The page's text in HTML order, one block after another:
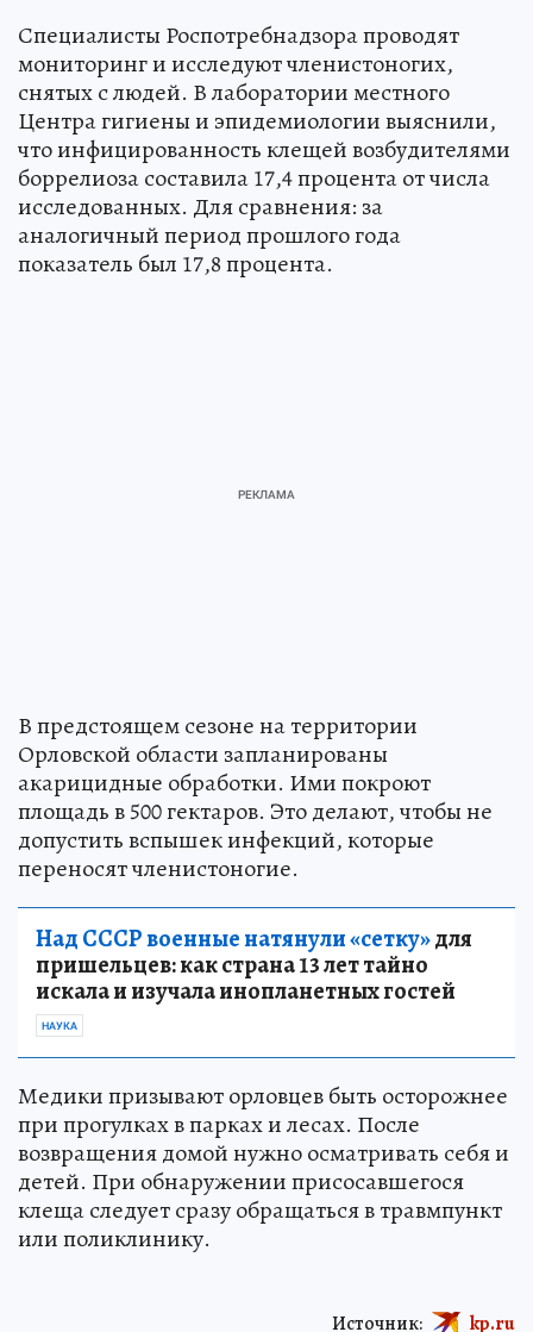
Специалисты Роспотребнадзора проводят
мониторинг и исследуют членистоногих,
снятых с людей. В лаборатории местного
Центра гигиены и эпидемиологии выяснили,
что инфицированность клещей возбудителями
боррелиоза составила 17,4 процента от числа
исследованных. Для сравнения: за
аналогичный период прошлого года
показатель был 17,8 процента.
В предстоящем сезоне на территории
Орловской области запланированы
акарицидные обработки. Ими покроют
площадь в 500 гектаров. Это делают, чтобы не
допустить вспышек инфекций, которые
переносят членистоногие.
Над СССР военные натянули «сетку»для
пришельцев: как страна 13 лет тайно
искала и изучала инопланетных гостей
НАУКА
Медики призывают орловцев быть осторожнее
при прогулках в парках и лесах. После
возвращения домой нужно осматривать себя и
детей. При обнаружении присосавшегося
клеща следует сразу обращаться в травмпункт
или поликлинику.
Источник: kp.ru